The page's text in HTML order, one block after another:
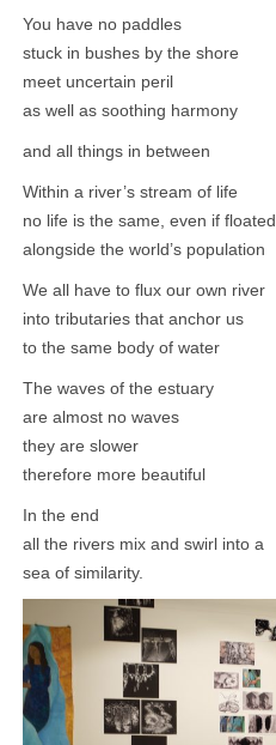
You have no paddles
stuck in bushes by the shore
meet uncertain peril
as well as soothing harmony
and all things in between
Within a river’s stream of life
no life is the same, even if floated
alongside the world’s population
We all have to flux our own river
into tributaries that anchor us
to the same body of water
The waves of the estuary
are almost no waves
they are slower
therefore more beautiful
In the end
all the rivers mix and swirl into a
sea of similarity.